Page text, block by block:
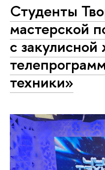
Студенты
мастерской
с
техники»